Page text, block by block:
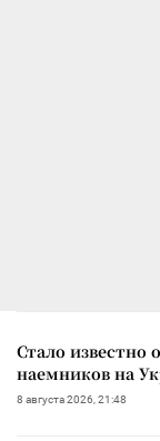
Стало известно
наемников на
8 августа 2026, 21:48